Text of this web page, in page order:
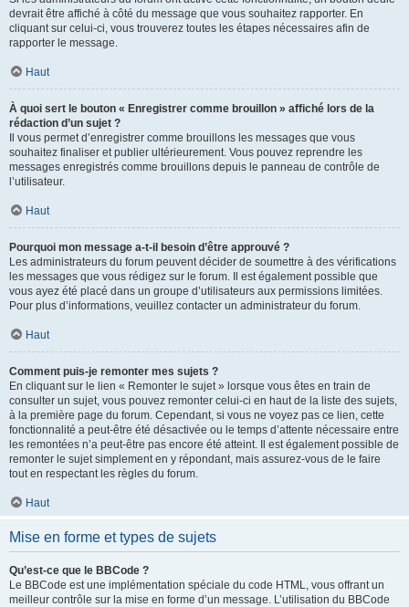
devrait être affiché à côté du message que vous souhaitez rapporter. En
cliquant sur celui-ci, vous trouverez toutes les étapes nécessaires afin de
rapporter le message.
Haut
À quoi sert le bouton « Enregistrer comme brouillon » affiché lors de la
rédaction d’un sujet ?
Il vous permet d’enregistrer comme brouillons les messages que vous
souhaitez finaliser et publier ultérieurement. Vous pouvez reprendre les
messages enregistrés comme brouillons depuis le panneau de contrôle de
l’utilisateur.
Haut
Pourquoi mon message a-t-il besoin d’être approuvé ?
Les administrateurs du forum peuvent décider de soumettre à des vérifications
les messages que vous rédigez sur le forum. Il est également possible que
vous ayez été placé dans un groupe d’utilisateurs aux permissions limitées.
Pour plus d’informations, veuillez contacter un administrateur du forum.
Haut
Comment puis-je remonter mes sujets ?
En cliquant sur le lien « Remonter le sujet » lorsque vous êtes en train de
consulter un sujet, vous pouvez remonter celui-ci en haut de la liste des sujets,
à la première page du forum. Cependant, si vous ne voyez pas ce lien, cette
fonctionnalité a peut-être été désactivée ou le temps d’attente nécessaire entre
les remontées n’a peut-être pas encore été atteint. Il est également possible de
remonter le sujet simplement en y répondant, mais assurez-vous de le faire
tout en respectant les règles du forum.
Haut
Mise en forme et types de sujets
Qu’est-ce que le BBCode ?
Le BBCode est une implémentation spéciale du code HTML, vous offrant un
meilleur contrôle sur la mise en forme d’un message. L’utilisation du BBCode